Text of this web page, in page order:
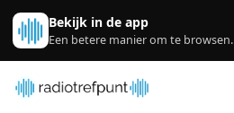
Spring naar bijdragen
Bekijk in de app
Een betere manier om te browsen.